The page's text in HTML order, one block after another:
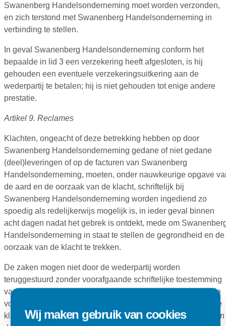
Swanenberg Handelsonderneming moet worden verzonden,
en zich terstond met Swanenberg Handelsonderneming in
verbinding te stellen.
In geval Swanenberg Handelsonderneming conform het
bepaalde in lid 3 een verzekering heeft afgesloten, is hij
gehouden een eventuele verzekeringsuitkering aan de
wederpartij te betalen; hij is niet gehouden tot enige andere
prestatie.
Artikel 9. Reclames
Klachten, ongeacht of deze betrekking hebben op door
Swanenberg Handelsonderneming gedane of niet gedane
(deel)leveringen of op de facturen van Swanenberg
Handelsonderneming, moeten, onder nauwkeurige opgave
de aard en de oorzaak van de klacht, schriftelijk bij
Swanenberg Handelsonderneming worden ingediend zo
spoedig als redelijkerwijs mogelijk is, in ieder geval binnen
acht dagen nadat het gebrek is ontdekt, mede om
Handelsonderneming in staat te stellen de gegrondheid en de
oorzaak van de klacht te trekken.
De zaken mogen niet door de wederpartij worden
teruggestuurd zonder voorafgaande schriftelijke toestemming
van Swanenberg Handelsonderneming. Het verlenen van de
voornoemde toestemming impliceert niet de erkenning dat de
klacht gerechtvaardigd is. Na verkregen toestemming moeten
Wij maken gebruik van cookies